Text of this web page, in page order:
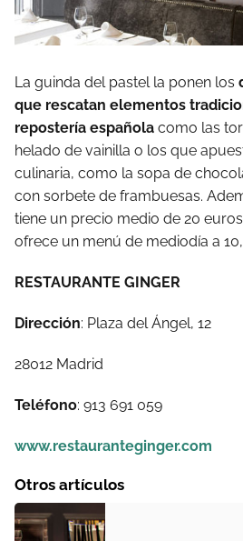
La guinda del pastel la ponen los
que rescatan elementos
repostería española como las
helado de vainilla o los que
culinaria, como la sopa de
con sorbete de frambuesas.
tiene un precio medio de 20
ofrece un menú de mediodía a
RESTAURANTE GINGER
Dirección: Plaza del Ángel, 12
28012 Madrid
Teléfono: 913 691 059
www.restauranteginger.com
Otros artículos